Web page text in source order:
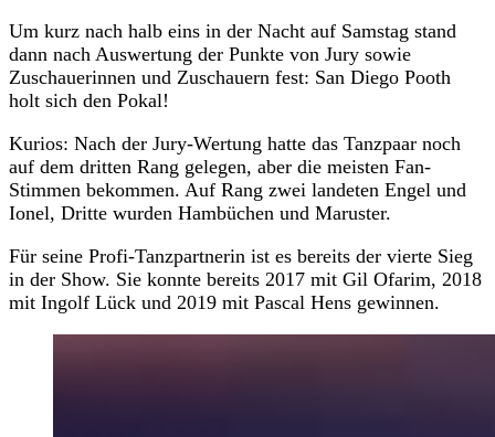
Um kurz nach halb eins in der Nacht auf Samstag stand
dann nach Auswertung der Punkte von Jury sowie
Zuschauerinnen und Zuschauern fest: San Diego Pooth
holt sich den Pokal!
Kurios: Nach der Jury-Wertung hatte das Tanzpaar noch
auf dem dritten Rang gelegen, aber die meisten Fan-
Stimmen bekommen. Auf Rang zwei landeten Engel und
Ionel, Dritte wurden Hambüchen und Maruster.
Für seine Profi-Tanzpartnerin ist es bereits der vierte Sieg
in der Show. Sie konnte bereits 2017 mit Gil Ofarim, 2018
mit Ingolf Lück und 2019 mit Pascal Hens gewinnen.